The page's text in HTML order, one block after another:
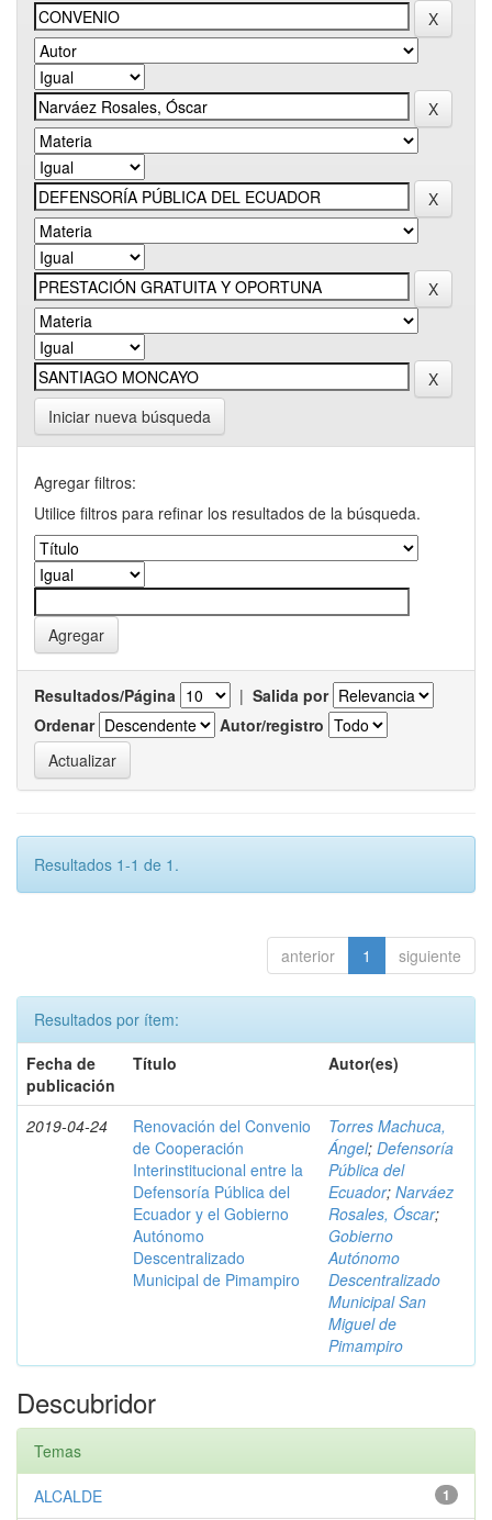
Iniciar nueva búsqueda
Agregar filtros:
Utilice filtros para refinar los resultados de la búsqueda.
Resultados/Página | Salida por
Ordenar
Autor/registro
Resultados 1-1 de 1.
anterior 1 siguiente
Resultados por ítem:
Fecha de
publicación
Título Autor(es)
2019-04-24
Renovación del Convenio
de Cooperación
Interinstitucional entre la
Defensoría Pública del
Ecuador y el Gobierno
Autónomo
Descentralizado
Municipal de Pimampiro
Torres Machuca,
Ángel; Defensoría
Pública del
Ecuador; Narváez
Rosales, Óscar;
Gobierno
Autónomo
Descentralizado
Municipal San
Miguel de
Pimampiro
Descubridor
Temas
1
ALCALDE